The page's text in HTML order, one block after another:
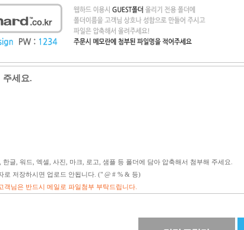
주세요.
글, 워드, 엑셀, 사진, 마크, 로고, 샘플 등 폴더에 담아 압축해서 첨부해 주세요.
로 저장하시면 업로드 안됩니다. (" @ # % & 등)
객님은 반드시 메일로 파일첨부 부탁드립니다.